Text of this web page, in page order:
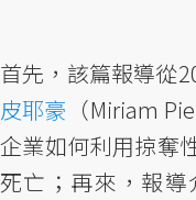
首先，該篇報導從
皮耶豪 （Miriam
企業如何利用掠奪
死亡；再來，報